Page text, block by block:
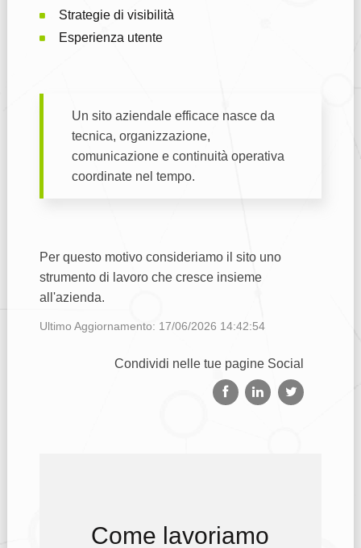
Strategie di visibilità
Esperienza utente
Un sito aziendale efficace nasce da
tecnica, organizzazione,
comunicazione e continuità operativa
coordinate nel tempo.
Per questo motivo consideriamo il sito uno
strumento di lavoro che cresce insieme
all'azienda.
Ultimo Aggiornamento: 17/06/2026 14:42:54
Condividi nelle tue pagine Social
Come lavoriamo